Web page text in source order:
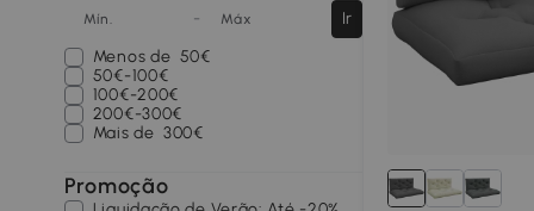
Mín. - Máx
Ir
Menos de 50€
50€-100€
100€-200€
200€-300€
Mais de300€
Promoção